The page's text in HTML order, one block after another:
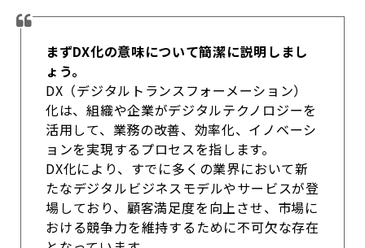
まずDX化の意味について簡潔に説明しまし
ょう。
DX （デジタルトランスフォーメーション）
化は、組織や企業がデジタルテクノロジーを
活用して、業務の改善、効率化、イノベーシ
ョンを実現するプロセスを指します。
DX化により、すでに多くの業界において新
たなデジタルビジネスモデルやサービスが登
場しており、顧客満足度を向上させ、市場に
おける競争力を維持するために不可欠な存在